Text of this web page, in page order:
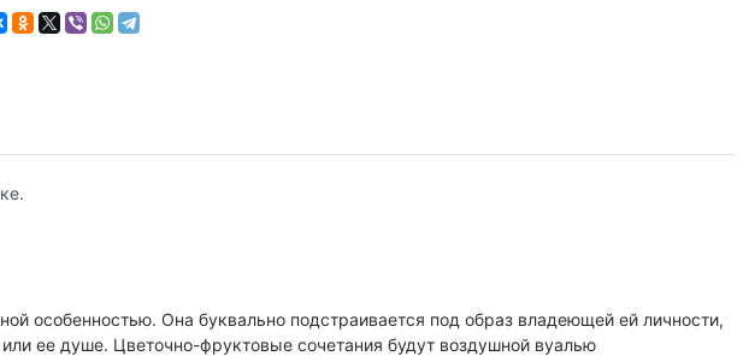
особенностью. Она буквально подстраивается под образ владеющей ей личности,
ее душе. Цветочно-фруктовые сочетания будут воздушной вуалью